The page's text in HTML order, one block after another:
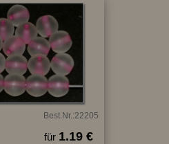
Best.Nr.:22205
für 1.19 €